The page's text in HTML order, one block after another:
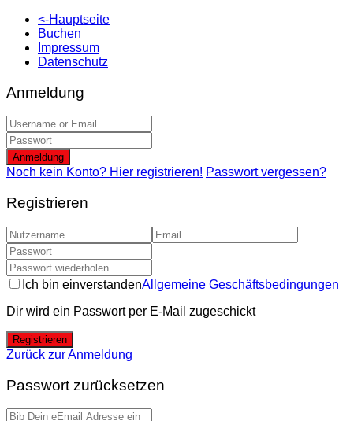
<-Hauptseite
Buchen
Impressum
Datenschutz
Anmeldung
Anmeldung
Noch kein Konto? Hier registrieren! Passwort vergessen?
Registrieren
Ich bin einverstandenAllgemeine Geschäftsbedingungen
Dir wird ein Passwort per E-Mail zugeschickt
Registrieren
Zurück zur Anmeldung
Passwort zurücksetzen